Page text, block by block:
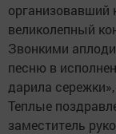
организовавший
великолепный
Звонкими
песню в
дарила
Теплые
заместитель